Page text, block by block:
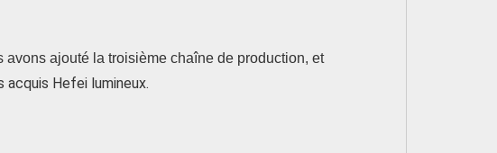
avons ajouté la troisième chaîne de production, et
acquis Hefei lumineux.